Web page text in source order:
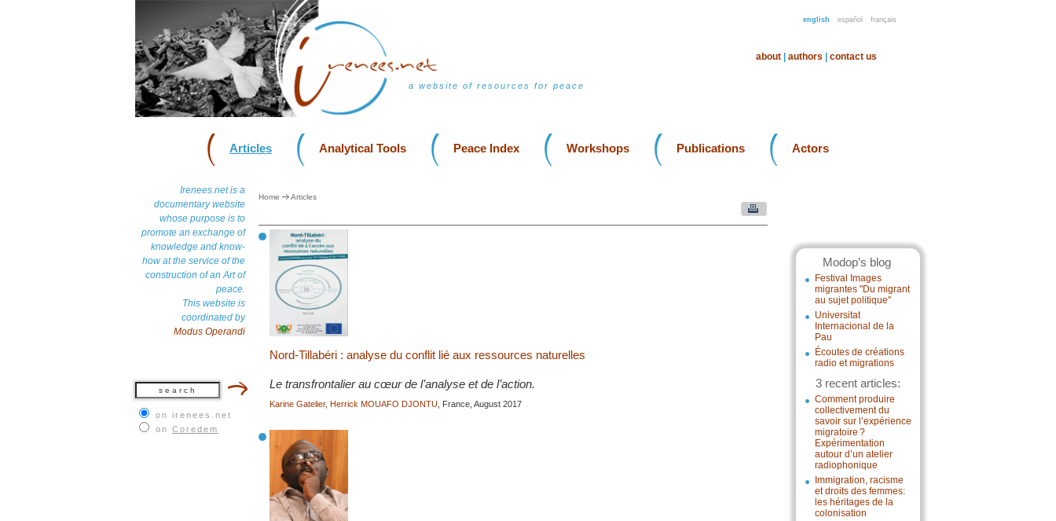
english español français
a website of resources for peace
about authors contact us
Articles Analytical Tools Peace Index Workshops Publications Actors
Irenees.net is a
documentary website
whose purpose is to
promote an exchange of
knowledge and know-
how at the service of the
construction of an Art of
peace.
This website is
coordinated by
Modus Operandi
on irenees.net
on Coredem
Modop’s blog
Festival Images
migrantes "Du migrant
au sujet politique"
Universitat
Internacional de la
Pau
Écoutes de créations
radio et migrations
3 recent articles:
Comment produire
collectivement du
savoir sur l’expérience
migratoire ?
Expérimentation
autour d’un atelier
radiophonique
Immigration, racisme
et droits des femmes:
les héritages de la
colonisation
Home Articles
Nord-Tillabéri : analyse du conflit lié aux ressources naturelles
Le transfrontalier au cœur de l’analyse et de l’action.
Karine Gatelier, Herrick MOUAFO DJONTU , France, August 2017